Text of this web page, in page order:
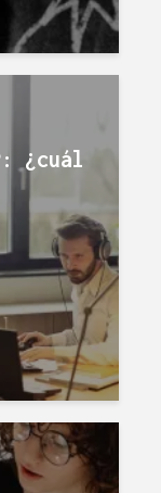
¿cuál